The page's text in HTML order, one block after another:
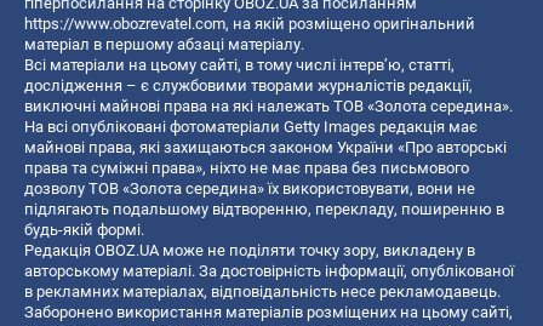
https://www.obozrevatel.com, на якій розміщено оригінальний
матеріал в першому абзаці матеріалу.
Всі матеріали на цьому сайті, в тому числі інтерв’ю, статті,
дослідження – є службовими творами журналістів редакції,
виключні майнові права на які належать ТОВ «Золота середина».
На всі опубліковані фотоматеріали Getty Images редакція має
майнові права, які захищаються законом України «Про авторські
права та суміжні права», ніхто не має права без письмового
дозволу ТОВ «Золота середина» їх використовувати, вони не
підлягають подальшому відтворенню, перекладу, поширенню в
будь-якій формі.
Редакція OBOZ.UA може не поділяти точку зору, викладену в
авторському матеріалі. За достовірність інформації, опублікованої
в рекламних матеріалах, відповідальність несе рекламодавець.
Заборонено використання матеріалів розміщених на цьому сайті,